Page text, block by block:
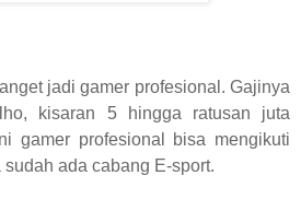
jadi gamer profesional. Gajinya
kisaran 5 hingga ratusan juta
gamer profesional bisa mengikuti
ada cabang E-sport.